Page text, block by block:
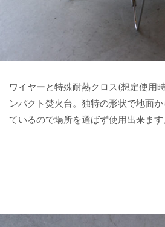
ワイヤーと特殊耐熱クロス(想定使用
ンパクト焚火台。独特の形状で地面
ているので場所を選ばず使用出来ます